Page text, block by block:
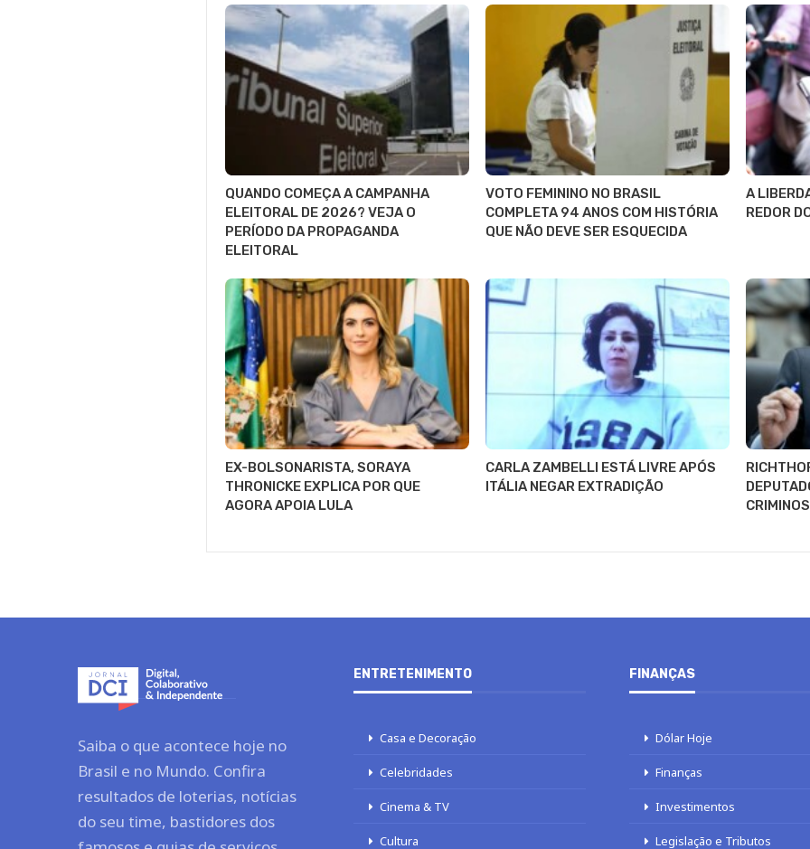
QUANDO COMEÇA A CAMPANHA
ELEITORAL DE 2026? VEJA O
PERÍODO DA PROPAGANDA
ELEITORAL
VOTO FEMININO NO BRASIL
COMPLETA 94 ANOS COM HISTÓRIA
QUE NÃO DEVE SER ESQUECIDA
A
REDOR
EX-BOLSONARISTA, SORAYA
THRONICKE EXPLICA POR QUE
AGORA APOIA LULA
CARLA ZAMBELLI ESTÁ LIVRE APÓS
ITÁLIA NEGAR EXTRADIÇÃO
Saiba o que acontece hoje no
Brasil e no Mundo. Confira
resultados de loterias, notícias
do seu time, bastidores dos
ENTRETENIMENTO
Casa e Decoração
Celebridades
Cinema & TV
Cultura
FINANÇAS
Dólar Hoje
Finanças
Investimentos
Legislação e Tributos